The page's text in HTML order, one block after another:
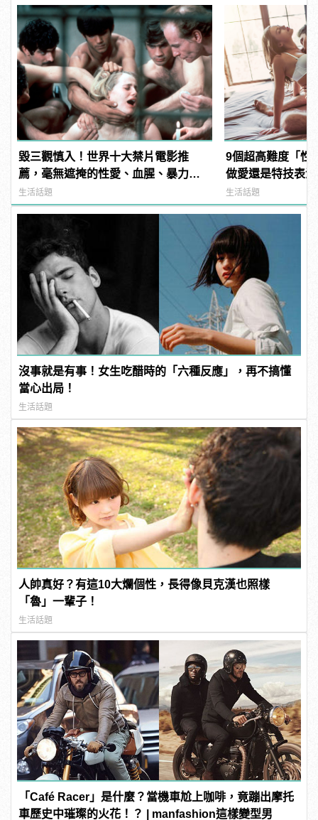
毀三觀慎入！世界十大禁片電影推
薦，毫無遮掩的性愛、血腥、暴力、
噁心到極致！
生活話題
9個超高難度「性
做愛還是特技表
樣變型男
生活話題
沒事就是有事！女生吃醋時的「六種反應」，再不搞懂
當心出局！
生活話題
人帥真好？有這10大爛個性，長得像貝克漢也照樣
「魯」一輩子！
生活話題
「Café Racer」是什麼？當機車尬上咖啡，竟蹦出摩托
車歷史中璀璨的火花！？ | manfashion這樣變型男